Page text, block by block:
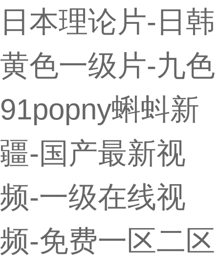
日本理论片-日韩
黄色一级片-九色
91popny蝌蚪新
疆-国产最新视
频-一级在线视
频-免费一区二区